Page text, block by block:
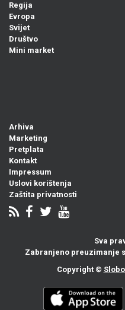
Regija
Evropa
Svijet
Društvo
Mini market
Arhiva
Marketing
Pretplata
Kontakt
Impressum
Uslovi korištenja
Zaštita privatnosti
Sva
Zabranjeno preuzimanje
Copyright ©